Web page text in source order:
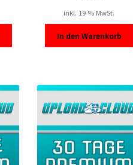
inkl. 19 % MwSt.
In den Warenkorb